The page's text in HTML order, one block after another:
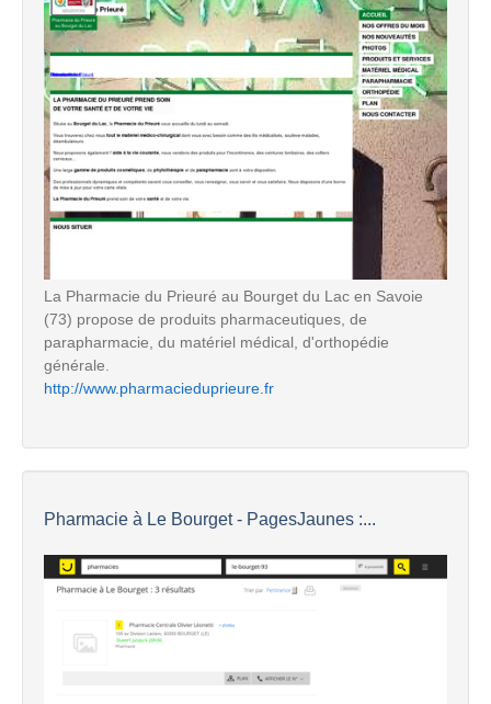
La Pharmacie du Prieuré au Bourget du Lac en Savoie
(73) propose de produits pharmaceutiques, de
parapharmacie, du matériel médical, d'orthopédie
générale.
http://www.pharmacieduprieure.fr
Pharmacie à Le Bourget - PagesJaunes :...